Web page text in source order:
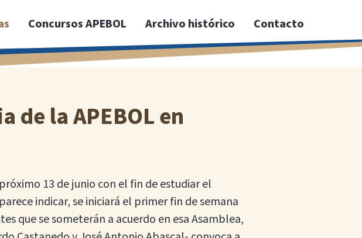
Concursos APEBOL Archivo histórico Contacto
de la APEBOL en
13 de junio con el fin de estudiar el
indicar, se iniciará el primer fin de semana
que se someterán a acuerdo en esa Asamblea,